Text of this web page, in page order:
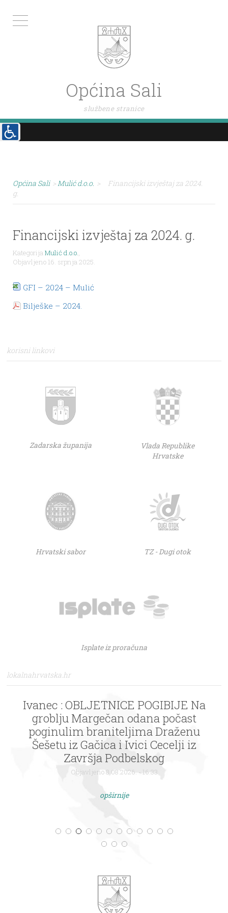
Općina Sali
službene stranice
Općina Sali > Mulić d.o.o. >
Financijski izvještaj za 2024.
g.
Financijski izvještaj za 2024. g.
KategorijaMulić d.o.o.,
Objavljeno 16. srpnja 2025.
GFI – 2024 – Mulić
Bilješke – 2024.
korisni linkovi
Zadarska županija
Vlada Republike
Hrvatske
Hrvatski sabor TZ - Dugi otok
Isplate iz proračuna
lokalnahrvatska.hr
Ivanec : OBLJETNICE POGIBIJE Na
groblju Margečan odana počast
poginulim braniteljima Draženu
Šešetu iz Gačica i Ivici Cecelji iz
Završja Podbelskog
Objavljeno 8.08.2026. - 16:33
opširnije